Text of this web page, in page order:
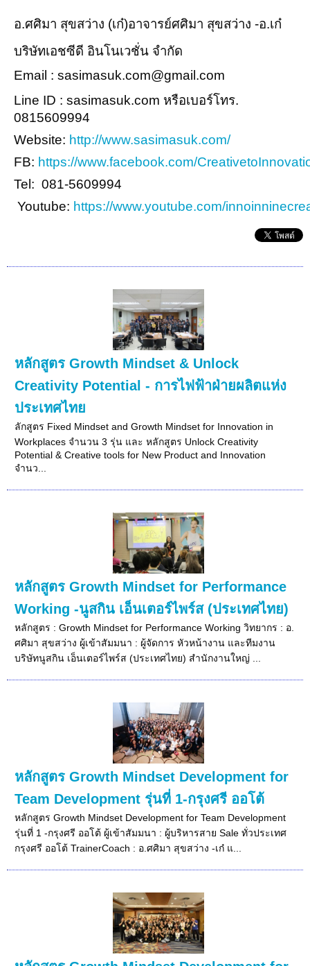
อ.ศศิมา สุขสว่าง (เก๋)อาจารย์ศศิมา สุขสว่าง -อ.เก๋
บริษัทเอชซีดี อินโนเวชั่น จำกัด
Email : sasimasuk.com@gmail.com
Line ID : sasimasuk.com หรือเบอร์โทร.
0815609994
Website: http://www.sasimasuk.com/
FB: https://www.facebook.com/
Tel: 081-5609994
Youtube: https://www.youtube.com/
หลักสูตร Growth Mindset & Unlock
Creativity Potential - การไฟฟ้าฝ่ายผลิตแห่ง
ประเทศไทย
ลักสูตร Fixed Mindset and Growth Mindset for Innovation in
Workplaces จำนวน 3 รุ่น และ หลักสูตร Unlock Creativity
Potential & Creative tools for New Product and Innovation
จำนว...
หลักสูตร Growth Mindset for Performance
Working -นูสกิน เอ็นเตอร์ไพร์ส (ประเทศไทย)
หลักสูตร : Growth Mindset for Performance Working วิทยากร : อ.
ศศิมา สุขสว่าง ผู้เข้าสัมมนา : ผู้จัดการ หัวหน้างาน และทีมงาน
บริษัทนูสกิน เอ็นเตอร์ไพร์ส (ประเทศไทย) สำนักงานใหญ่ ...
หลักสูตร Growth Mindset Development for
Team Development รุ่นที่ 1-กรุงศรี ออโต้
หลักสูตร Growth Mindset Development for Team Development
รุ่นที่ 1 -กรุงศรี ออโต้ ผู้เข้าสัมมนา : ผู้บริหารสาย Sale ทั่วประเทศ
กรุงศรี ออโต้ TrainerCoach : อ.ศศิมา สุขสว่าง -เก๋ แ...